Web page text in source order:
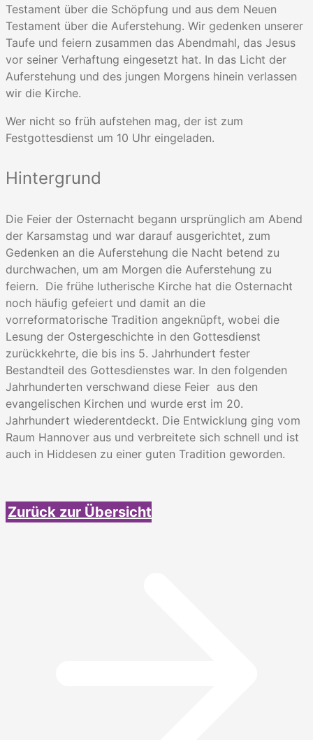
Testament über die Schöpfung und aus dem Neuen
Testament über die Auferstehung. Wir gedenken unserer
Taufe und feiern zusammen das Abendmahl, das Jesus
vor seiner Verhaftung eingesetzt hat. In das Licht der
Auferstehung und des jungen Morgens hinein verlassen
wir die Kirche.
Wer nicht so früh aufstehen mag, der ist zum
Festgottesdienst um 10 Uhr eingeladen.
Hintergrund
Die Feier der Osternacht begann ursprünglich am Abend
der Karsamstag und war darauf ausgerichtet, zum
Gedenken an die Auferstehung die Nacht betend zu
durchwachen, um am Morgen die Auferstehung zu
feiern. Die frühe lutherische Kirche hat die Osternacht
noch häufig gefeiert und damit an die
vorreformatorische Tradition angeknüpft, wobei die
Lesung der Ostergeschichte in den Gottesdienst
zurückkehrte, die bis ins 5. Jahrhundert fester
Bestandteil des Gottesdienstes war. In den folgenden
Jahrhunderten verschwand diese Feier aus den
evangelischen Kirchen und wurde erst im 20.
Jahrhundert wiederentdeckt. Die Entwicklung ging vom
Raum Hannover aus und verbreitete sich schnell und ist
auch in Hiddesen zu einer guten Tradition geworden.
Zurück zur Übersicht